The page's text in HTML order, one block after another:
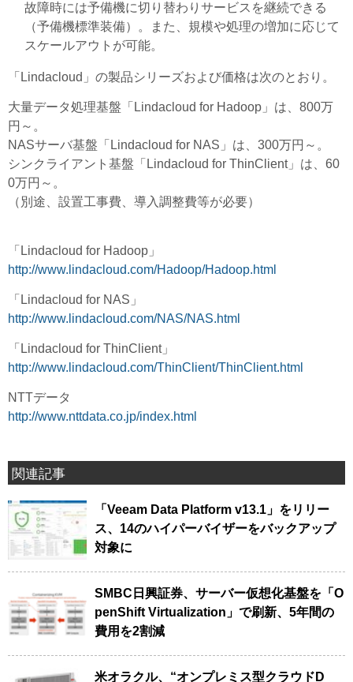
故障時には予備機に切り替わりサービスを継続できる
（予備機標準装備）。また、規模や処理の増加に応じて
スケールアウトが可能。
「Lindacloud」の製品シリーズおよび価格は次のとおり。
大量データ処理基盤「Lindacloud for Hadoop」は、800万
円～。
NASサーバ基盤「Lindacloud for NAS」は、300万円～。
シンクライアント基盤「Lindacloud for ThinClient」は、60
0万円～。
（別途、設置工事費、導入調整費等が必要）
「Lindacloud for Hadoop」
http://www.lindacloud.com/Hadoop/Hadoop.html
「Lindacloud for NAS」
http://www.lindacloud.com/NAS/NAS.html
「Lindacloud for ThinClient」
http://www.lindacloud.com/ThinClient/ThinClient.html
NTTデータ
http://www.nttdata.co.jp/index.html
関連記事
「Veeam Data Platform v13.1」をリリー
ス、14のハイパーバイザーをバックアップ
対象に
SMBC日興証券、サーバー仮想化基盤を「O
penShift Virtualization」で刷新、5年間の
費用を2割減
米オラクル、“オンプレミス型クラウドD